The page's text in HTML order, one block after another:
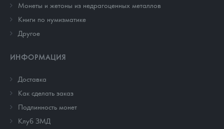
Монеты и жетоны из недрагоценных металлов
Книги по нумизматике
Другое
ИНФОРМАЦИЯ
Доставка
Как сделать заказ
Подлинность монет
Клуб ЗМД